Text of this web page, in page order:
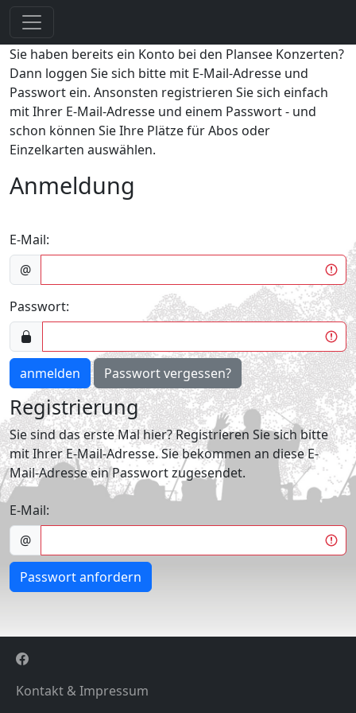
Sie haben bereits ein Konto bei den Plansee Konzerten?
Dann loggen Sie sich bitte mit E-Mail-Adresse und
Passwort ein. Ansonsten registrieren Sie sich einfach
mit Ihrer E-Mail-Adresse und einem Passwort - und
schon können Sie Ihre Plätze für Abos oder
Einzelkarten auswählen.
Anmeldung
E-Mail:
@
Passwort:
anmelden Passwort vergessen?
Registrierung
Sie sind das erste Mal hier? Registrieren Sie sich bitte
mit Ihrer E-Mail-Adresse. Sie bekommen an diese E-
Mail-Adresse ein Passwort zugesendet.
E-Mail:
@
Passwort anfordern
Kontakt & Impressum